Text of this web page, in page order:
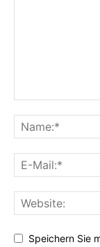
Speichern Sie